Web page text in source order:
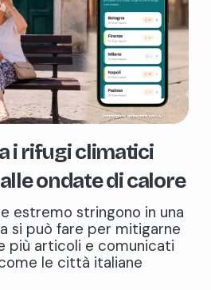
i rifugi climatici
ondate di calore
estremo stringono in una
si può fare per mitigarne
più articoli e comunicati
le città italiane